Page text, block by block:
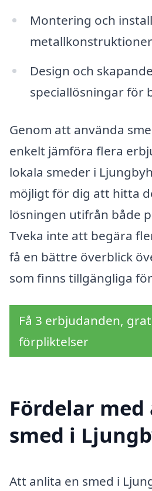
Montering och
metallkonstruktioner
Design och
speciallösningar för
Genom att använda
enkelt jämföra flera
lokala smeder i
möjligt för dig att hitta
lösningen utifrån både
Tveka inte att begära
få en bättre överblick
som finns tillgängliga
Få 3 erbjudanden,
förpliktelser
Fördelar
smed i
Att anlita en smed i